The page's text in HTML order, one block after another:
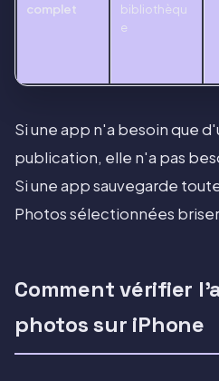
complet
bibliothèqu
e
Si une app n'a besoin que
publication, elle n'a pas
Si une app sauvegarde
Photos sélectionnées
Comment vérifier
photos sur iPhone